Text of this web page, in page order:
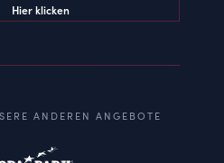
Hier klicken
ANDEREN ANGEBOTE